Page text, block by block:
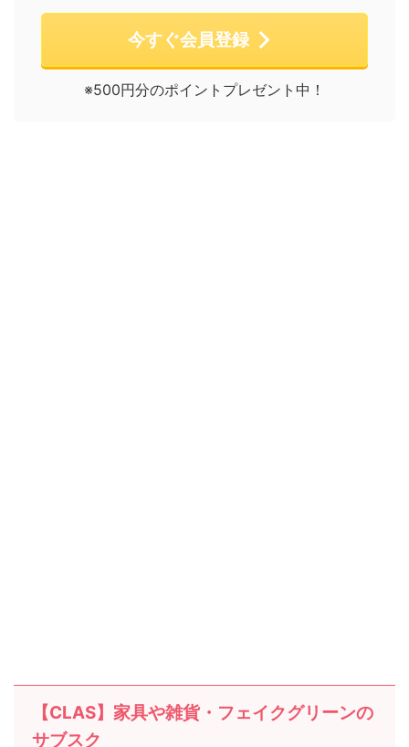
今すぐ会員登録
※500円分のポイントプレゼント中！
【CLAS】家具や雑貨・フェイクグリーンの
サブスク